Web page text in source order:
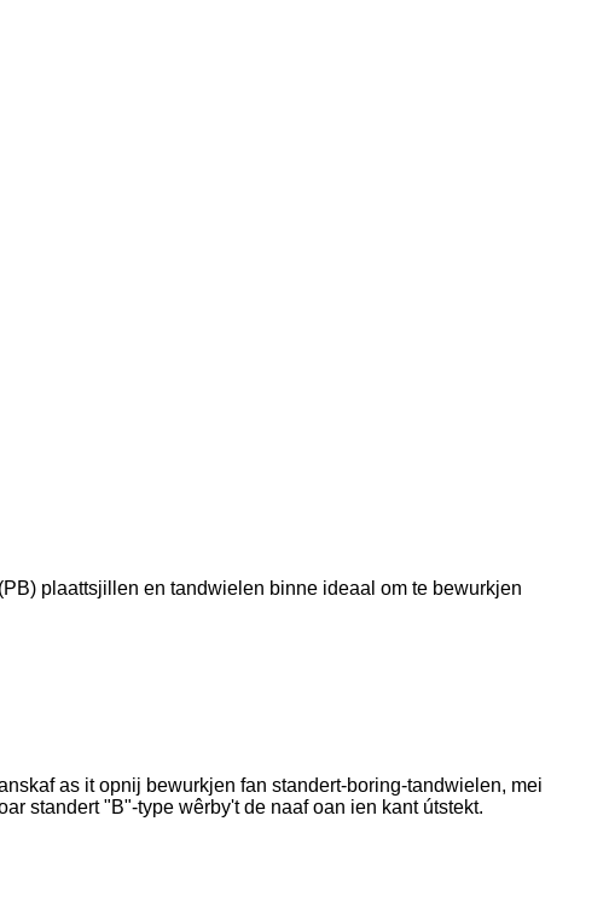
plaattsjillen en tandwielen binne ideaal om te bewurkjen
as it opnij bewurkjen fan standert-boring-tandwielen, mei
standert "B"-type wêrby't de naaf oan ien kant útstekt.